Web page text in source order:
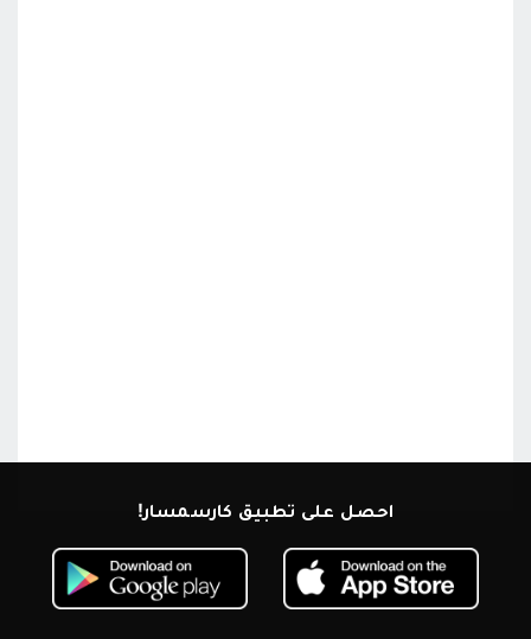
احصل على تطبيق كارسمسار!